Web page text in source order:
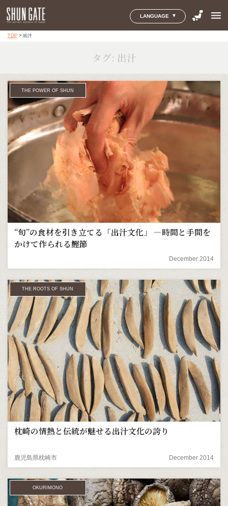
LANGUAGE menu
TOP> 出汁
タグ: 出汁
THE POWER OF SHUN
“旬”の食材を引き立てる「出汁文化」 ―時間と手間を
かけて作られる鰹節
December 2014
THE ROOTS OF SHUN
枕崎の情熱と伝統が魅せる出汁文化の誇り
鹿児島県枕崎市 December 2014
OKURIMONO